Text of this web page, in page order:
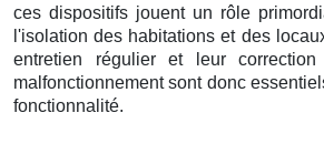
ces dispositifs jouent un rôle
l'isolation des habitations et des
entretien régulier et leur
malfonctionnement sont donc
fonctionnalité.